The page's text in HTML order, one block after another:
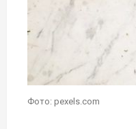
Фото: pexels.com